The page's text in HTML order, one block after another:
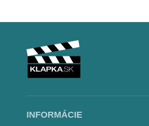
3,80€
INFORMÁCIE